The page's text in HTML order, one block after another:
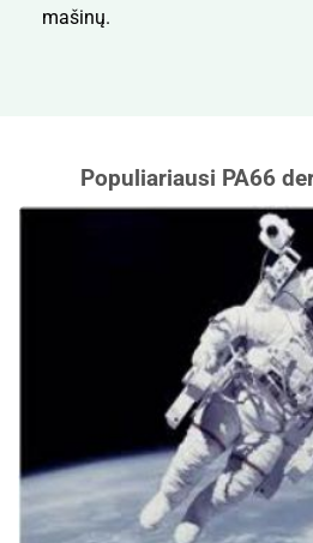
mašinų.
Populiariausi PA66